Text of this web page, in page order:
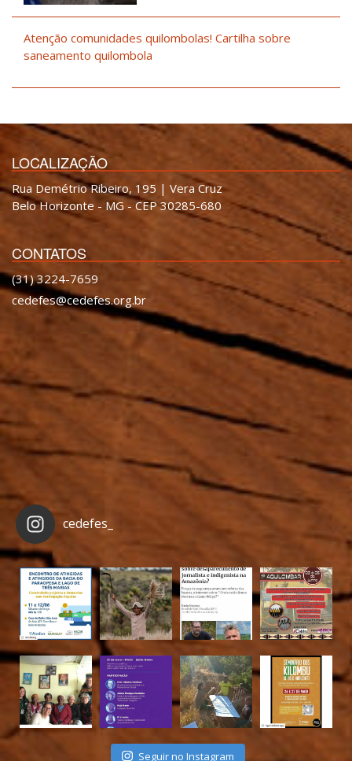
Atenção comunidades quilombolas! Cartilha sobre
saneamento quilombola
LOCALIZAÇÃO
Rua Demétrio Ribeiro, 195 | Vera Cruz
Belo Horizonte - MG - CEP 30285-680
CONTATOS
(31) 3224-7659
cedefes@cedefes.org.br
cedefes_
Seguir no Instagram